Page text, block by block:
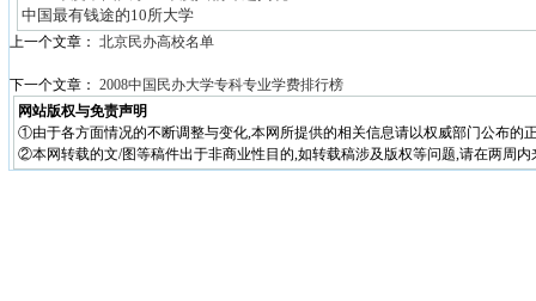
中国最有钱途的10所大学
上一个文章： 北京民办高校名单
下一个文章： 2008中国民办大学专科专业学费排行榜
网站版权与免责声明
①由于各方面情况的不断调整与变化,本网所提供的相关信息请以权威部门公布的
②本网转载的文/图等稿件出于非商业性目的,如转载稿涉及版权等问题,请在两周内